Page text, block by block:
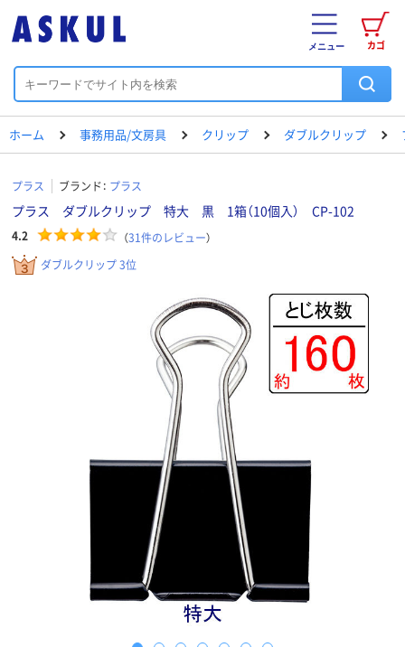
カゴ
メニュー
ホーム 事務用品/文房具 クリップ ダブルクリップ
プラス ブランド： プラス
プラス ダブルクリップ 特大 黒 1箱（10個入） CP-102
4.2 （31件のレビュー）
ダブルクリップ 3位